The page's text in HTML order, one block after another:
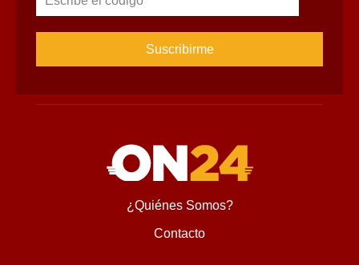
¿Quiénes Somos?
Contacto
Encontranos en
Diseñado y desarrollado por